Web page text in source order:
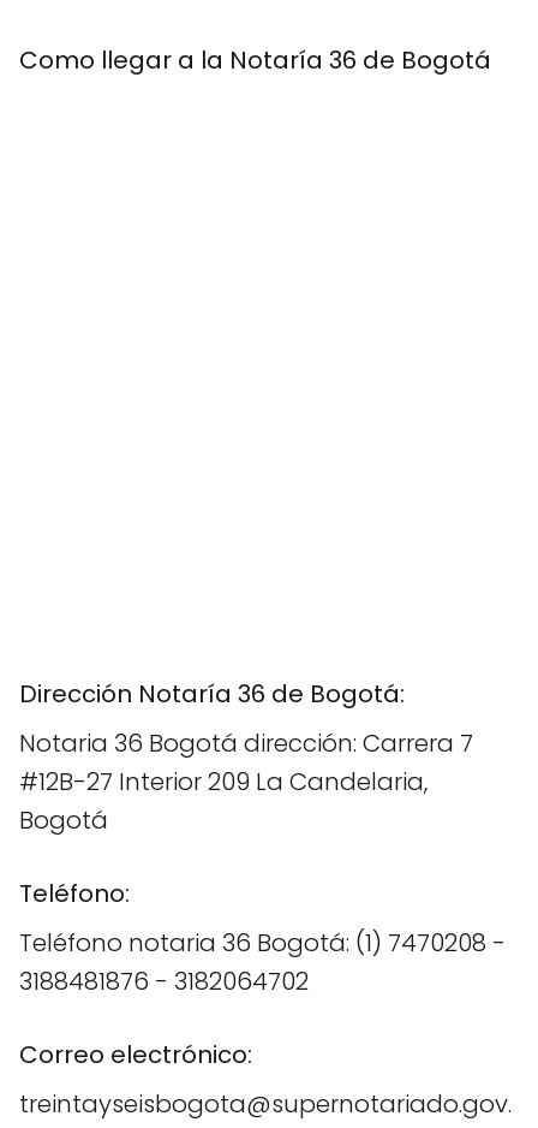
Como llegar a la Notaría 36 de Bogotá
Dirección Notaría 36 de Bogotá:
Notaria 36 Bogotá dirección: Carrera 7
#12B-27 Interior 209 La Candelaria,
Bogotá
Teléfono:
Teléfono notaria 36 Bogotá: (1) 7470208 -
3188481876 - 3182064702
Correo electrónico:
treintayseisbogota@supernotariado.gov.